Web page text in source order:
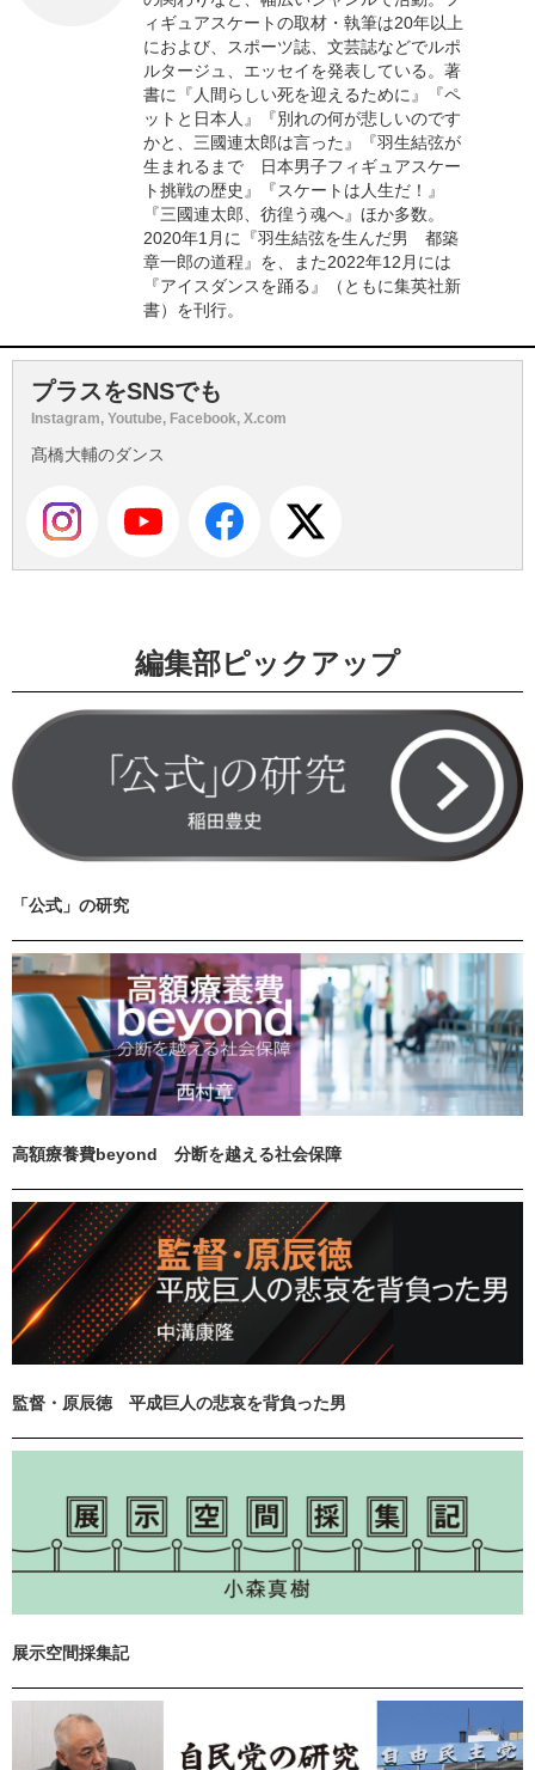
ィギュアスケートの取材・執筆は20年以上
におよび、スポーツ誌、文芸誌などでルポ
ルタージュ、エッセイを発表している。著
書に『人間らしい死を迎えるために』『ペ
ットと日本人』『別れの何が悲しいのです
かと、三國連太郎は言った』『羽生結弦が
生まれるまで 日本男子フィギュアスケー
ト挑戦の歴史』『スケートは人生だ！』
『三國連太郎、彷徨う魂へ』ほか多数。
2020年1月に『羽生結弦を生んだ男 都築
章一郎の道程』を、また2022年12月には
『アイスダンスを踊る』（ともに集英社新
書）を刊行。
プラスをSNSでも
Instagram, Youtube, Facebook, X.com
髙橋大輔のダンス
編集部ピックアップ
「公式」の研究
高額療養費beyond 分断を越える社会保障
監督・原辰徳 平成巨人の悲哀を背負った男
展示空間採集記